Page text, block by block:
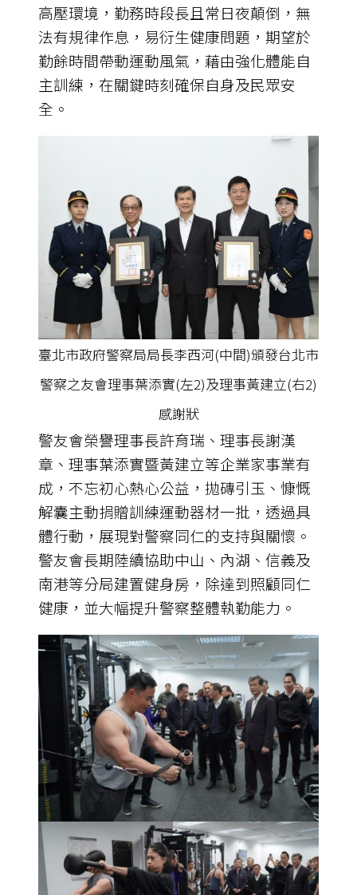
高壓環境，勤務時段長且常日夜顛倒，無
法有規律作息，易衍生健康問題，期望於
勤餘時間帶動運動風氣，藉由強化體能自
主訓練，在關鍵時刻確保自身及民眾安
全。
臺北市政府警察局局長李西河(中間)頒發台北市
警察之友會理事葉添實(左2)及理事黃建立(右2)
感謝狀
警友會榮譽理事長許育瑞、理事長謝漢
章、理事葉添實暨黃建立等企業家事業有
成，不忘初心熱心公益，拋磚引玉、慷慨
解囊主動捐贈訓練運動器材一批，透過具
體行動，展現對警察同仁的支持與關懷。
警友會長期陸續協助中山、內湖、信義及
南港等分局建置健身房，除達到照顧同仁
健康，並大幅提升警察整體執勤能力。